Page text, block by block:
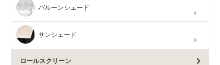
バルーンシェード
サンシェード
ロールスクリーン